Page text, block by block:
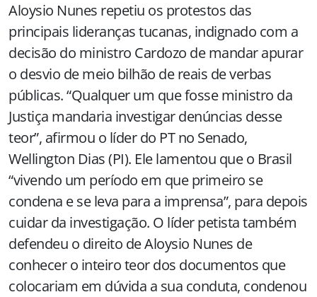
Aloysio Nunes repetiu os protestos das
principais lideranças tucanas, indignado com a
decisão do ministro Cardozo de mandar apurar
o desvio de meio bilhão de reais de verbas
públicas. “Qualquer um que fosse ministro da
Justiça mandaria investigar denúncias desse
teor”, afirmou o líder do PT no Senado,
Wellington Dias (PI). Ele lamentou que o Brasil
“vivendo um período em que primeiro se
condena e se leva para a imprensa”, para depois
cuidar da investigação. O líder petista também
defendeu o direito de Aloysio Nunes de
conhecer o inteiro teor dos documentos que
colocariam em dúvida a sua conduta, condenou